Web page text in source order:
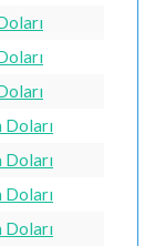
Doları
Doları
Doları
Doları